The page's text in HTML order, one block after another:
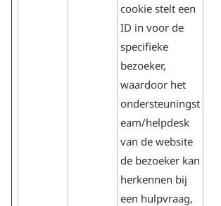
cookie stelt een
ID in voor de
specifieke
bezoeker,
waardoor het
ondersteuningst
eam/helpdesk
van de website
de bezoeker kan
herkennen bij
een hulpvraag,